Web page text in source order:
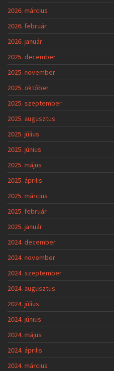
2026. március
2026. február
2026. január
2025. december
2025. november
2025. október
2025. szeptember
2025. augusztus
2025. július
2025. június
2025. május
2025. április
2025. március
2025. február
2025. január
2024. december
2024. november
2024. szeptember
2024. augusztus
2024. július
2024. június
2024. május
2024. április
2024. március